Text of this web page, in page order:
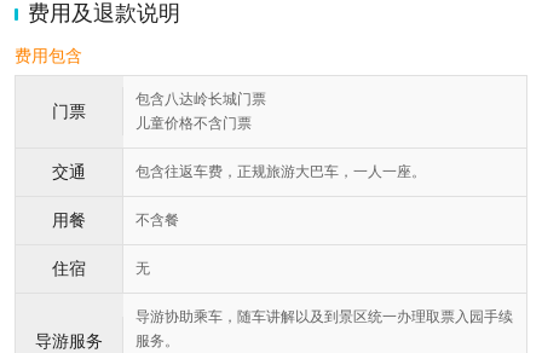
费用及退款说明
费用包含
门票
包含八达岭长城门票
儿童价格不含门票
交通 包含往返车费，正规旅游大巴车，一人一座。
用餐 不含餐
住宿 无
导游服务
导游协助乘车，随车讲解以及到景区统一办理取票入园手续
服务。